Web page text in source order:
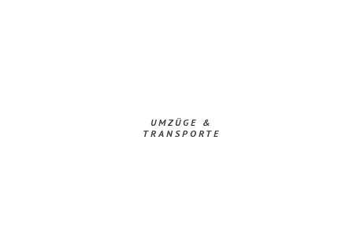
UMZÜGE &
TRANSPORTE